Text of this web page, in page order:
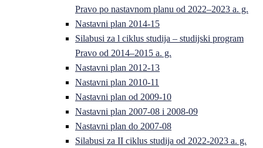
Pravo po nastavnom planu od 2022–2023 a. g.
Nastavni plan 2014-15
Silabusi za l ciklus studija – studijski program
Pravo od 2014–2015 a. g.
Nastavni plan 2012-13
Nastavni plan 2010-11
Nastavni plan od 2009-10
Nastavni plan 2007-08 i 2008-09
Nastavni plan do 2007-08
Silabusi za II ciklus studija od 2022-2023 a. g.